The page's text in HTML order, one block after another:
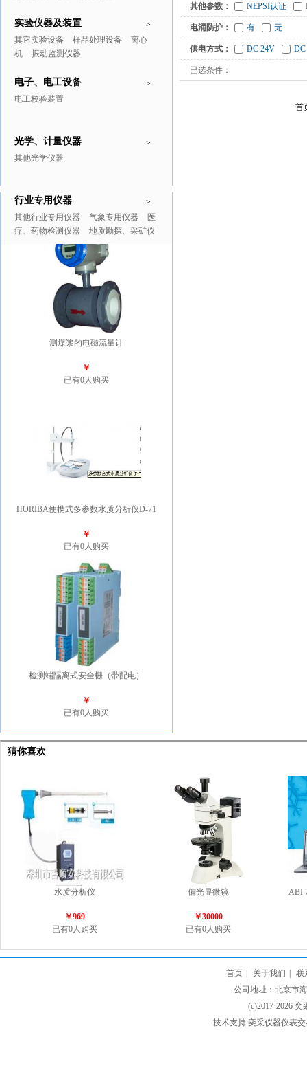
>
实验仪器及装置
其它实验设备 样品处理设备
离心
机
振动监测仪器
>
电子、电工设备
电工校验装置
>
光学、计量仪器
其他光学仪器
>
行业专用仪器
其他行业专用仪器 气象专用仪器
医
疗、药物检测仪器
地质勘探、采矿仪
推广商品 更多>>
测煤浆的电磁流量计
￥
已有0人购买
HORIBA便携式多参数水质分析仪D-71
￥
已有0人购买
检测端隔离式安全栅（带配电）
￥
已有0人购买
其他参数： NEPSI认证
电涌防护： 有 无
供电方式： DC 24V
已选条件：
首
猜你喜欢
水质分析仪
￥969
已有0人购买
偏光显微镜
￥30000
已有0人购买
ABI
首页 关于我们
联
公司地址：北京市
(c)2017-2026
技术支持:奕采仪器仪表